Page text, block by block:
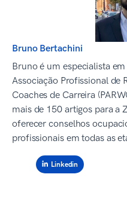
Bruno Bertachini
Bruno é um especialista
Associação Profissional de
Coaches de Carreira
mais de 150 artigos para a
oferecer conselhos
profissionais em todas as
Linkedin